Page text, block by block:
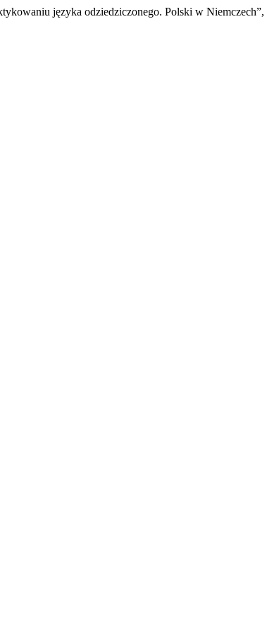
języka odziedziczonego. Polski w Niemczech”,